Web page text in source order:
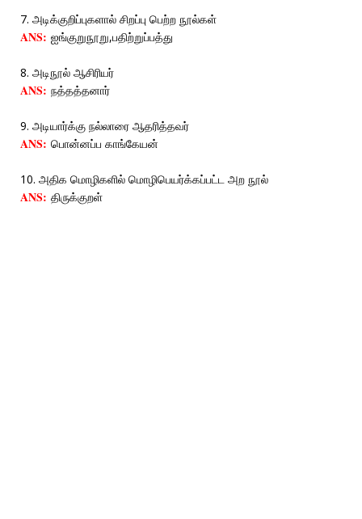
7. அடிக்குறிப்புகளால் சிறப்பு பெற்ற நூல்கள்
ANS: ஐங்குறுநூறு,பதிற்றுப்பத்து
8. அடிநூல் ஆசிரியர்
ANS: நத்தத்தனார்
9. அடியார்க்கு நல்லாரை ஆதரித்தவர்
ANS: பொன்னப்ப காங்கேயன்
10. அதிக மொழிகளில் மொழிபெயர்க்கப்பட்ட அற நூல்
ANS: திருக்குறள்